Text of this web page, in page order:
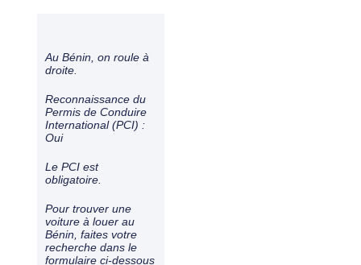
Au Bénin, on roule à
droite.
Reconnaissance du
Permis de Conduire
International (PCI) :
Oui
Le PCI est
obligatoire.
Pour trouver une
voiture à louer au
Bénin, faites votre
recherche dans le
formulaire ci-dessous